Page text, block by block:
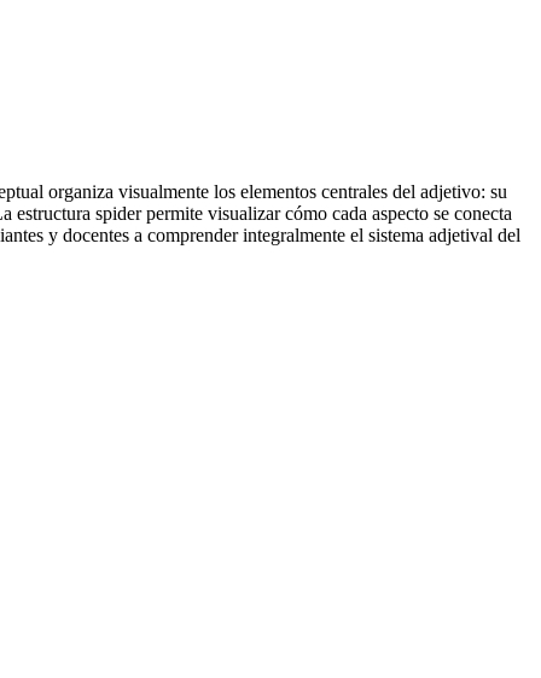
organiza visualmente los elementos centrales del adjetivo: su
spider permite visualizar cómo cada aspecto se conecta
y docentes a comprender integralmente el sistema adjetival del